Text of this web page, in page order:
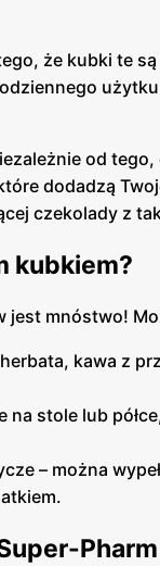
że kubki te
od
dodadzą
czekolady z
kubkiem?
jest mnóstwo!
kawa z
stole lub
– można